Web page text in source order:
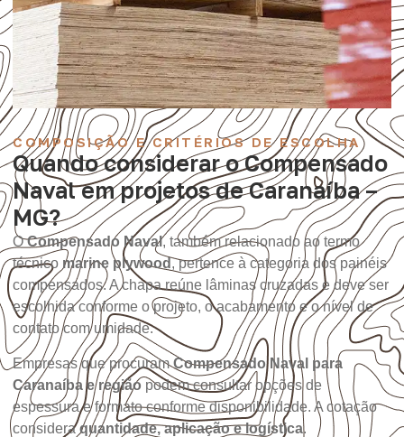
COMPOSIÇÃO E CRITÉRIOS DE ESCOLHA
Quando considerar o Compensado
Naval em projetos de Caranaíba –
MG?
OCompensado Naval, também relacionado ao termo
técnico marine plywood, pertence à categoria dos painéis
compensados. A chapa reúne lâminas cruzadas e deve ser
escolhida conforme o projeto, o acabamento e o nível de
contato com umidade.
Empresas que procuramCompensado Naval para
Caranaíba e região podem consultar opções de
espessura e formato conforme disponibilidade. A cotação
consideraquantidade, aplicação e logística.